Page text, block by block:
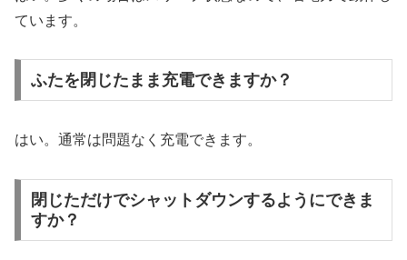
ています。
ふたを閉じたまま充電できますか？
はい。通常は問題なく充電できます。
閉じただけでシャットダウンするようにできま
すか？